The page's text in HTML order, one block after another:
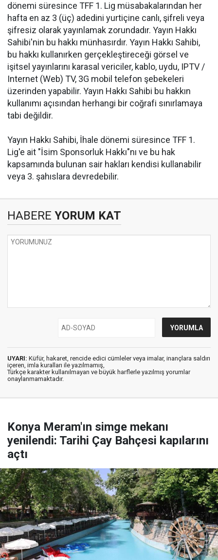
dönemi süresince TFF 1. Lig müsabakalarından her
hafta en az 3 (üç) adedini yurtiçine canlı, şifreli veya
şifresiz olarak yayınlamak zorundadır. Yayın Hakkı
Sahibi'nin bu hakkı münhasırdır. Yayın Hakkı Sahibi,
bu hakkı kullanırken gerçekleştireceği görsel ve
işitsel yayınlarını karasal vericiler, kablo, uydu, IPTV /
Internet (Web) TV, 3G mobil telefon şebekeleri
üzerinden yapabilir. Yayın Hakkı Sahibi bu hakkın
kullanımı açısından herhangi bir coğrafi sınırlamaya
tabi değildir.
Yayın Hakkı Sahibi, İhale dönemi süresince TFF 1.
Lig'e ait "İsim Sponsorluk Hakkı"nı ve bu hak
kapsamında bulunan sair hakları kendisi kullanabilir
veya 3. şahıslara devredebilir.
HABERE YORUM KAT
UYARI: Küfür, hakaret, rencide edici cümleler veya imalar, inançlara saldırı
içeren, imla kuralları ile yazılmamış,
Türkçe karakter kullanılmayan ve büyük harflerle yazılmış yorumlar
onaylanmamaktadır.
Konya Meram'ın simge mekanı
yenilendi: Tarihi Çay Bahçesi kapılarını
açtı